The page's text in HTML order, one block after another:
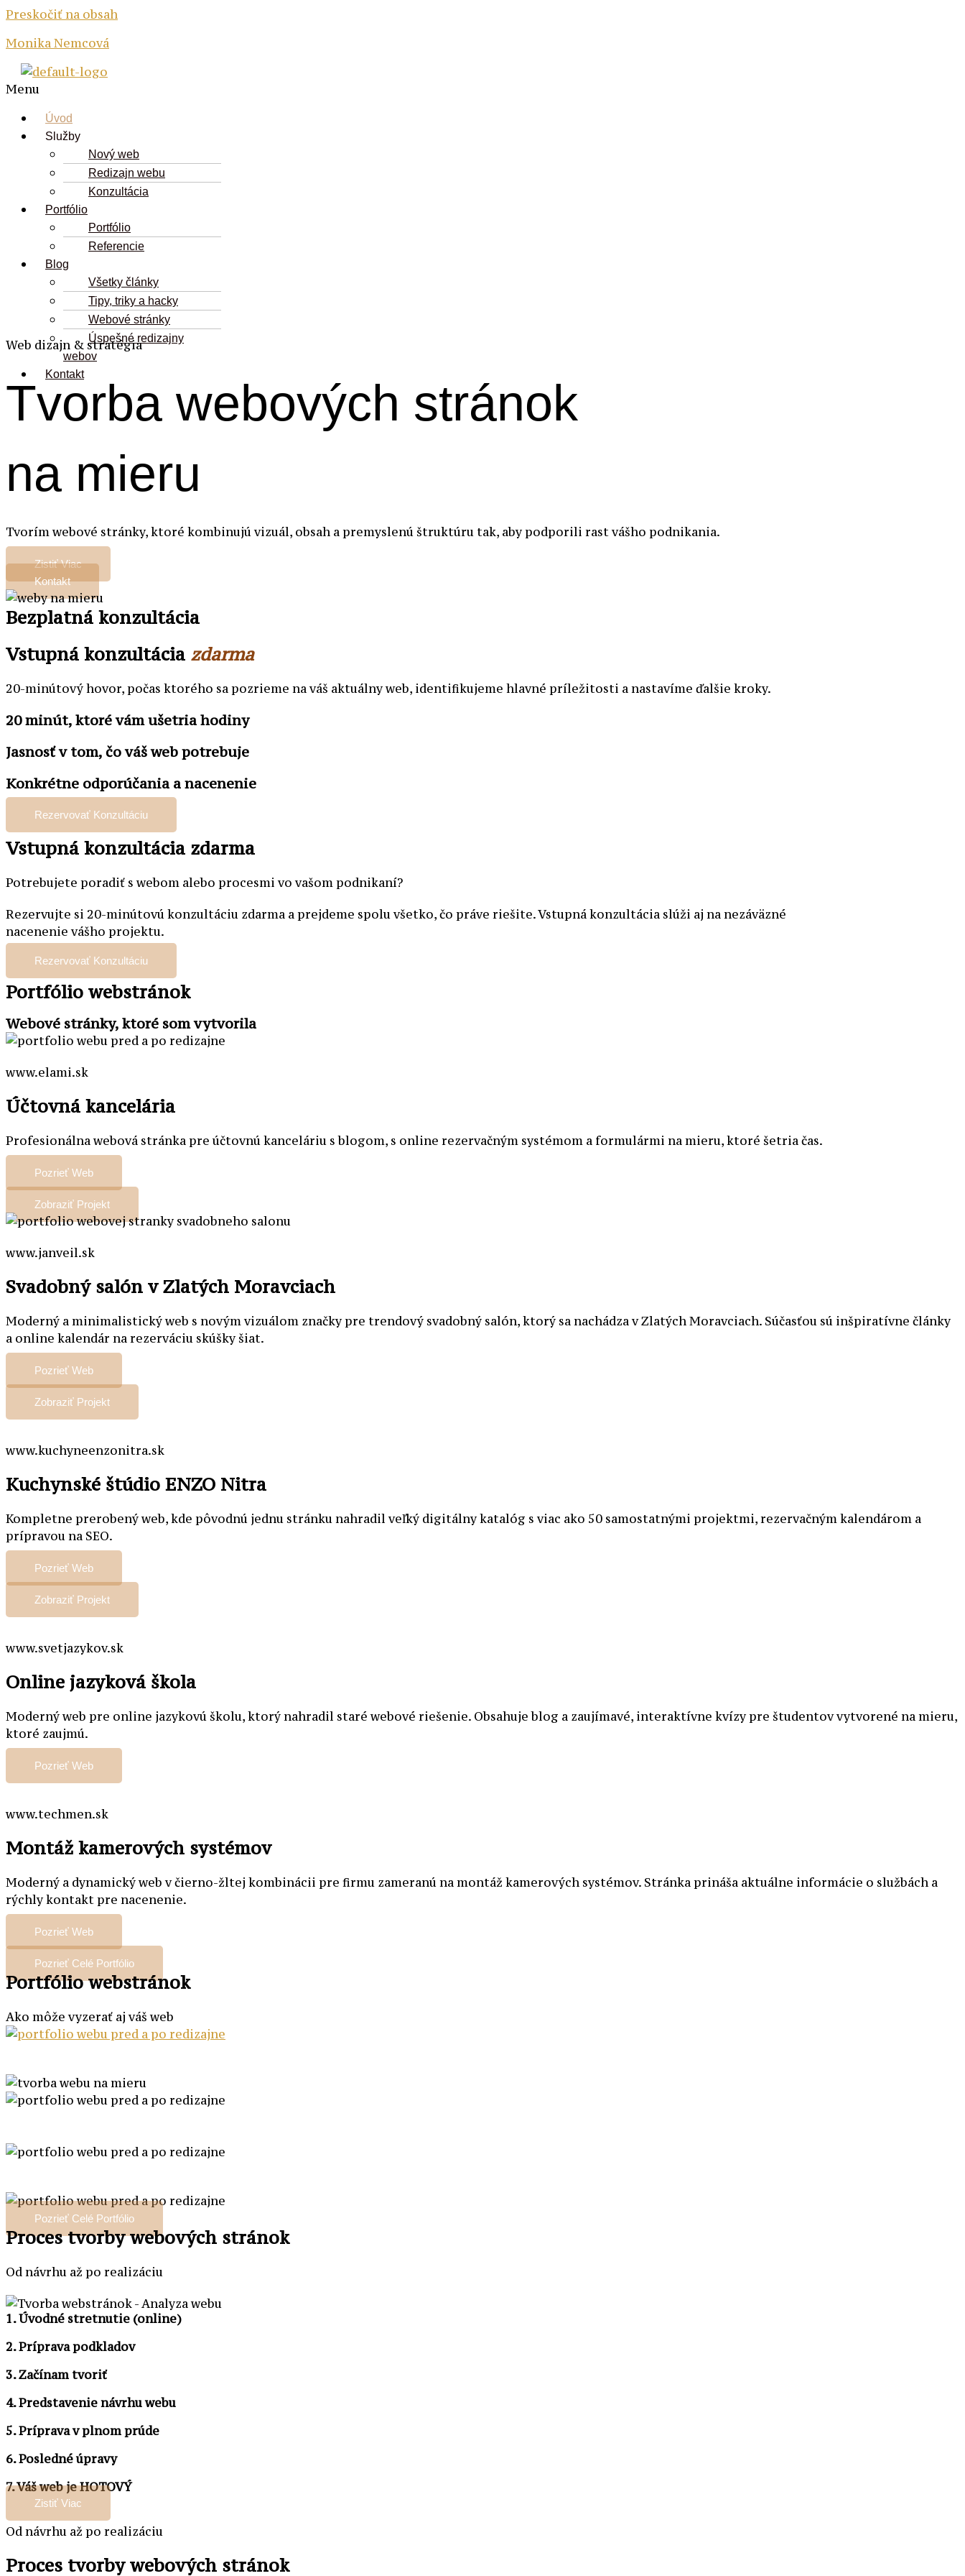
Preskočiť na obsah
Monika Nemcová
Menu
Úvod
Služby
Nový web
Redizajn webu
Konzultácia
Portfólio
Portfólio
Referencie
Blog
Všetky články
Tipy, triky a hacky
Webové stránky
Úspešné redizajny
webov
Kontakt
Web dizajn & stratégia
Tvorba webových stránok
na mieru
Tvorím webové stránky, ktoré kombinujú vizuál, obsah a premyslenú štruktúru tak, aby podporili rast vášho podnikania.
Zistiť Viac
Kontakt
Bezplatná konzultácia
Vstupná konzultácia zdarma
20-minútový hovor, počas ktorého sa pozrieme na váš aktuálny web, identifikujeme hlavné príležitosti a nastavíme ďalšie kroky.
20 minút, ktoré vám ušetria hodiny
Jasnosť v tom, čo váš web potrebuje
Konkrétne odporúčania a nacenenie
Rezervovať Konzultáciu
Vstupná konzultácia zdarma
Potrebujete poradiť s webom alebo procesmi vo vašom podnikaní?
Rezervujte si 20-minútovú konzultáciu zdarma a prejdeme spolu všetko, čo práve riešite. Vstupná konzultácia slúži aj na nezáväzné
nacenenie vášho projektu.
Rezervovať Konzultáciu
Portfólio webstránok
Webové stránky, ktoré som vytvorila
www.elami.sk
Účtovná kancelária
Profesionálna webová stránka pre účtovnú kanceláriu s blogom, s online rezervačným systémom a formulármi na mieru, ktoré šetria čas.
Pozrieť Web
Zobraziť Projekt
www.janveil.sk
Svadobný salón v Zlatých Moravciach
Moderný a minimalistický web s novým vizuálom značky pre trendový svadobný salón, ktorý sa nachádza v Zlatých Moravciach. Súčasťou sú inšpiratívne články
a online kalendár na rezerváciu skúšky šiat.
Pozrieť Web
Zobraziť Projekt
www.kuchyneenzonitra.sk
Kuchynské štúdio ENZO Nitra
Kompletne prerobený web, kde pôvodnú jednu stránku nahradil veľký digitálny katalóg s viac ako 50 samostatnými projektmi, rezervačným kalendárom a
prípravou na SEO.
Pozrieť Web
Zobraziť Projekt
www.svetjazykov.sk
Online jazyková škola
Moderný web pre online jazykovú školu, ktorý nahradil staré webové riešenie. Obsahuje blog a zaujímavé, interaktívne kvízy pre študentov vytvorené na mieru,
ktoré zaujmú.
Pozrieť Web
www.techmen.sk
Montáž kamerových systémov
Moderný a dynamický web v čierno-žltej kombinácii pre firmu zameranú na montáž kamerových systémov. Stránka prináša aktuálne informácie o službách a
rýchly kontakt pre nacenenie.
Pozrieť Web
Pozrieť Celé Portfólio
Portfólio webstránok
Ako môže vyzerať aj váš web
Pozrieť Celé Portfólio
Proces tvorby webových stránok
Od návrhu až po realizáciu
1. Úvodné stretnutie (online)
2. Príprava podkladov
3. Začínam tvoriť
4. Predstavenie návrhu webu
5. Príprava v plnom prúde
6. Posledné úpravy
7. Váš web je HOTOVÝ
Zistiť Viac
Od návrhu až po realizáciu
Proces tvorby webových stránok